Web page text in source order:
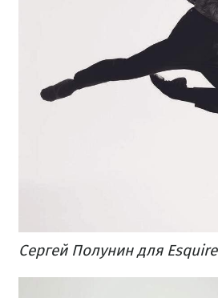
Сергей Полунин для Esquire